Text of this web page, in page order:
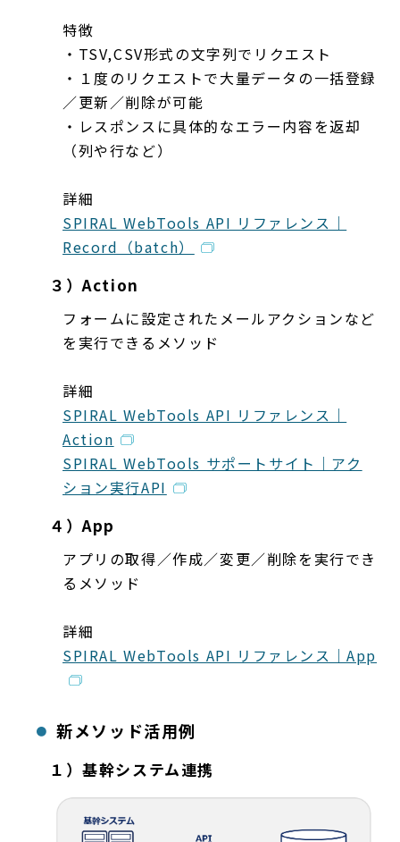
特徴
・TSV,CSV形式の文字列でリクエスト
・１度のリクエストで大量データの一括登録
／更新／削除が可能
・レスポンスに具体的なエラー内容を返却
（列や行など）
詳細
SPIRAL WebTools API リファレンス｜
Record（batch）
３）Action
フォームに設定されたメールアクションなど
を実行できるメソッド
詳細
SPIRAL WebTools API リファレンス｜
Action
SPIRAL WebTools サポートサイト｜アク
ション実行API
４）App
アプリの取得／作成／変更／削除を実行でき
るメソッド
詳細
SPIRAL WebTools API リファレンス｜App
新メソッド活用例
１）基幹システム連携